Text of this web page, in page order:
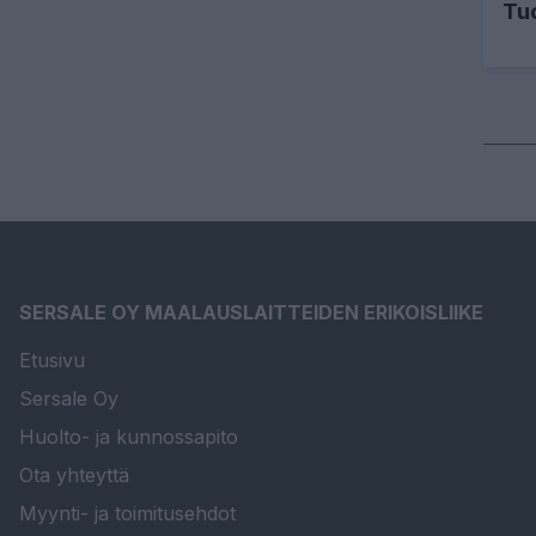
SERSALE OY MAALAUSLAITTEIDEN ERIKOISLIIKE
Etusivu
Sersale Oy
Huolto- ja kunnossapito
Ota yhteyttä
Myynti- ja toimitusehdot